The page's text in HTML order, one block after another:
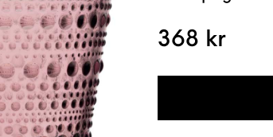
368 kr